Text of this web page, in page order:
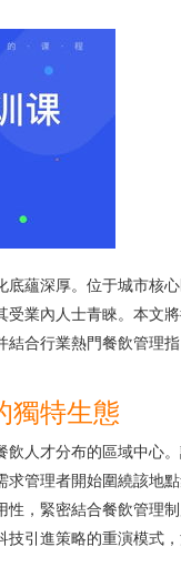
底蘊深厚。位于城市核
受業內人士青睞。本文
結合行業熱門餐飲管理指
獨特生態
飲人才分布的區域中心
求管理者開始圍繞該地
性，緊密結合餐飲管理
技引進策略的重演模式